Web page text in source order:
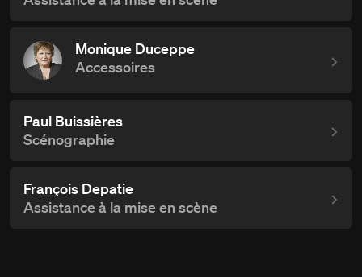
Monique Duceppe
Accessoires
Paul Buissières
Scénographie
François Depatie
Assistance à la mise en scène